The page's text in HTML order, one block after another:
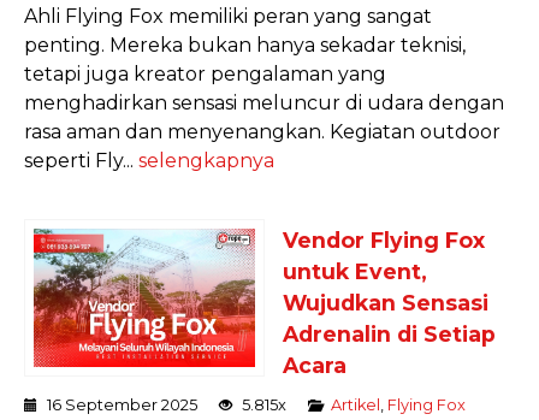
Ahli Flying Fox memiliki peran yang sangat
penting. Mereka bukan hanya sekadar teknisi,
tetapi juga kreator pengalaman yang
menghadirkan sensasi meluncur di udara dengan
rasa aman dan menyenangkan. Kegiatan outdoor
seperti Fly... selengkapnya
Vendor Flying Fox
untuk Event,
Wujudkan Sensasi
Adrenalin di Setiap
Acara
16 September 2025 5.815x Artikel Flying Fox